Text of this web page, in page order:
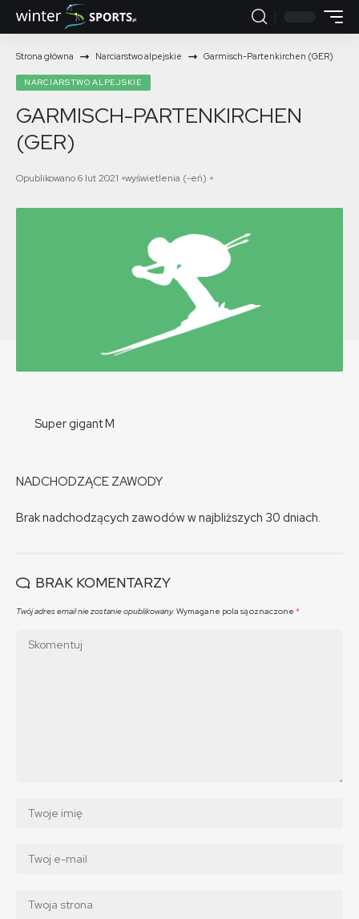
Strona główna Narciarstwo alpejskie Garmisch-Partenkirchen (GER)
NARCIARSTWO ALPEJSKIE
GARMISCH-PARTENKIRCHEN
(GER)
Opublikowano 6 lut 2021 wyświetlenia (-eń)
Super gigant M
NADCHODZĄCE ZAWODY
Brak nadchodzących zawodów w najbliższych 30 dniach.
BRAK KOMENTARZY
Twój adres email nie zostanie opublikowany. Wymagane pola są oznaczone *